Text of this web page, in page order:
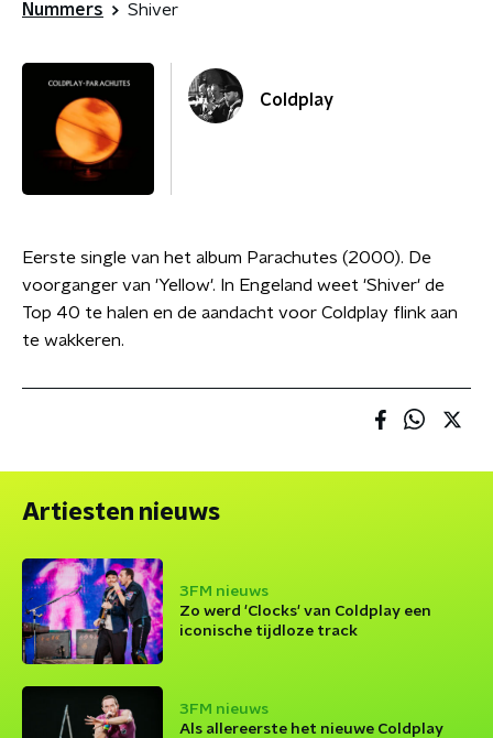
Nummers Shiver
Coldplay
Eerste single van het album Parachutes (2000). De
voorganger van 'Yellow'. In Engeland weet 'Shiver' de
Top 40 te halen en de aandacht voor Coldplay flink aan
te wakkeren.
Artiesten nieuws
3FM nieuws
Zo werd 'Clocks' van Coldplay een
iconische tijdloze track
3FM nieuws
Als allereerste het nieuwe Coldplay